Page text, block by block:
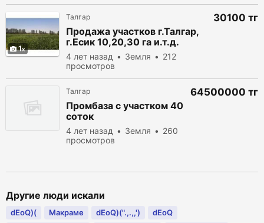
1
Талгар
Продажа участков г.Талгар,
г.Есик 10,20,30 га и.т.д.
4 лет назад Земля
212
просмотров
30100 тг
Талгар
Промбаза с участком 40
соток
4 лет назад Земля
260
просмотров
64500000 тг
Другие люди искали
dEoQ)( Макраме dEoQ)(".,.,,')
dEoQ